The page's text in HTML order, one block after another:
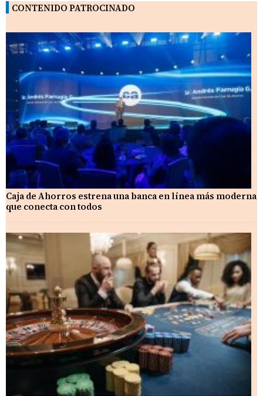
CONTENIDO PATROCINADO
Caja de Ahorros estrena una banca en línea más moderna
que conecta con todos